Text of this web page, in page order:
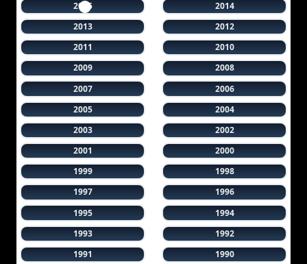
2015
2014
2013
2012
2011
2010
2009
2008
2007
2006
2005
2004
2003
2002
2001
2000
1999
1998
1997
1996
1995
1994
1993
1992
1991
1990